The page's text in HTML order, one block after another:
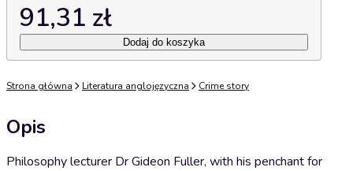
91,31 zł
Dodaj do koszyka
Strona główna Literatura anglojęzyczna Crime story
Opis
Philosophy lecturer Dr Gideon Fuller, with his penchant for